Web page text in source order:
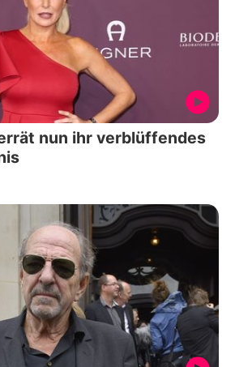
nun ihr verblüffendes